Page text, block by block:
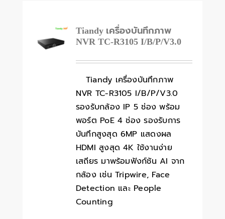
Tiandy เครื่องบันทึกภาพ
NVR TC-R3105 I/B/P/V3.0
Tiandy เครื่องบันทึกภาพ
NVR TC-R3105 I/B/P/V3.0
รองรับกล้อง IP 5 ช่อง พร้อม
พอร์ต PoE 4 ช่อง รองรับการ
บันทึกสูงสุด 6MP แสดงผล
HDMI สูงสุด 4K ใช้งานง่าย
เสถียร มาพร้อมฟังก์ชัน AI จาก
กล้อง เช่น Tripwire, Face
Detection และ People
Counting